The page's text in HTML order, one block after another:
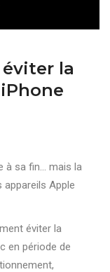
la
à sa fin… mais la
appareils Apple
éviter la
en période de